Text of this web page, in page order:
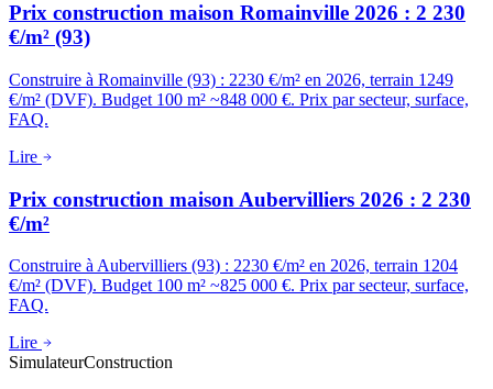
Prix construction maison Romainville 2026 : 2 230
€/m² (93)
Construire à Romainville (93) : 2230 €/m² en 2026, terrain 1249
€/m² (DVF). Budget 100 m² ~848 000 €. Prix par secteur, surface,
FAQ.
Lire
Prix construction maison Aubervilliers 2026 : 2 230
€/m²
Construire à Aubervilliers (93) : 2230 €/m² en 2026, terrain 1204
€/m² (DVF). Budget 100 m² ~825 000 €. Prix par secteur, surface,
FAQ.
Lire
SimulateurConstruction